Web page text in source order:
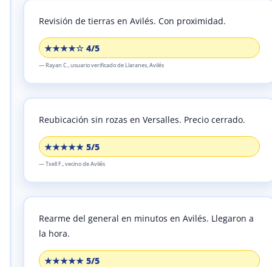
★★★★☆ 4/5
Revisión de tierras en Avilés. Con proximidad.
— Rayan C.,usuario verificadode Llaranes, Avilés
★★★★★ 5/5
Reubicación sin rozas en Versalles. Precio cerrado.
—Txell F.,vecinode Avilés
★★★★★ 5/5
Rearme del general en minutos en Avilés. Llegaron a
la hora.